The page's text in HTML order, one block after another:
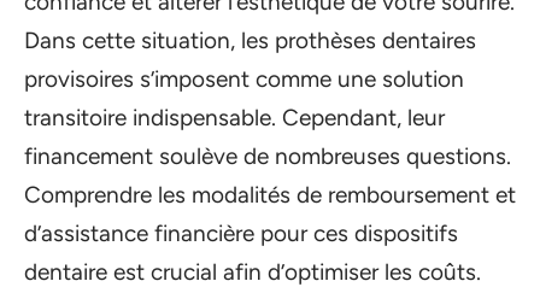
Dans cette situation, les prothèses dentaires
provisoires s’imposent comme une solution
transitoire indispensable. Cependant, leur
financement soulève de nombreuses questions.
Comprendre les modalités de remboursement et
d’assistance financière pour ces dispositifs
dentaire est crucial afin d’optimiser les coûts.